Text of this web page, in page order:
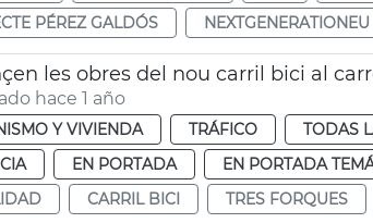
PÉREZ GALDÓS
NEXTGENERATIONEU
les obres del nou carril bici al
hace 1 año
Y VIVIENDA TRÁFICO TODAS
EN PORTADA EN PORTADA
CARRIL BICI TRES FORQUES